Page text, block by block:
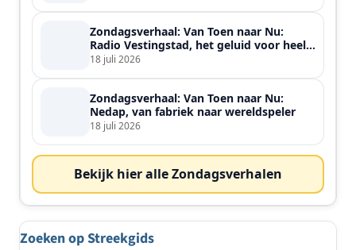
Zondagsverhaal: Van Toen naar Nu:
Radio Vestingstad, het geluid voor heel
de streek
18 juli 2026
Zondagsverhaal: Van Toen naar Nu:
Nedap, van fabriek naar wereldspeler
18 juli 2026
Bekijk hier alle Zondagsverhalen
Zoeken op Streekgids